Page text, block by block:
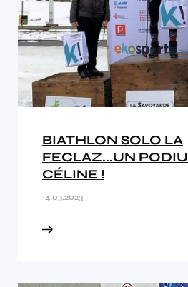
BIATHLON SOLO LA
FECLAZ...UN
CÉLINE !
14.03.2023